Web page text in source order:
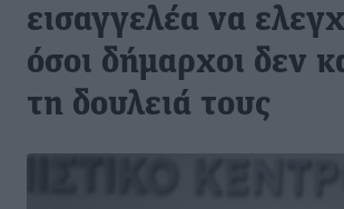
εισαγγελέα να
όσοι δήμαρχοι δεν
τη δουλειά τους